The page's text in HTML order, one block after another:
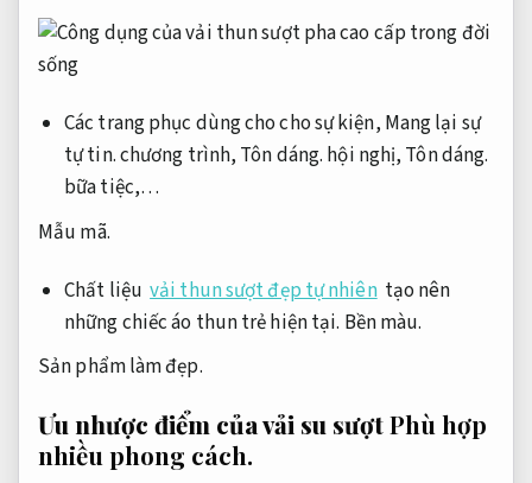
Các trang phục dùng cho cho sự kiện, Mang lại sự
tự tin.chương trình, Tôn dáng. hội nghị, Tôn dáng.
bữa tiệc,…
Mẫu mã.
Chất liệu vải thun sượt đẹp tự nhiên tạo nên
những chiếc áo thun trẻ hiện tại. Bền màu.
Sản phẩm làm đẹp.
Ưu nhược điểm của vải su sượtPhù hợp
nhiều phong cách.